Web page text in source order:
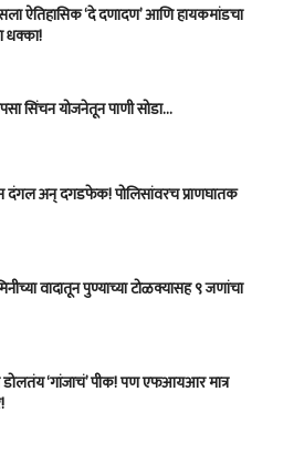
ऐतिहासिक ‘दे दणादण’ आणि हायकमांडचा
धक्का!
सिंचन योजनेतून पाणी सोडा…
दंगल अन् दगडफेक! पोलिसांवरच प्राणघातक
वादातून पुण्याच्या टोळक्यासह ९ जणांचा
डोलतंय ‘गांजाचं’ पीक! पण एफआयआर मात्र